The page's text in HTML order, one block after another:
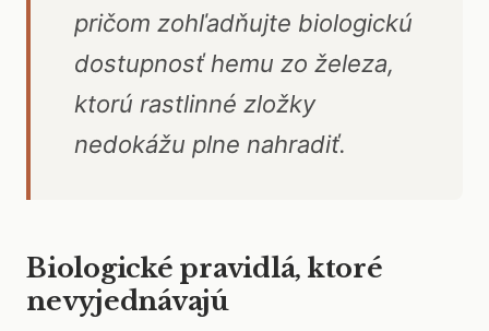
pričom zohľadňujte biologickú
dostupnosť hemu zo železa,
ktorú rastlinné zložky
nedokážu plne nahradiť.
Biologické pravidlá, ktoré
nevyjednávajú